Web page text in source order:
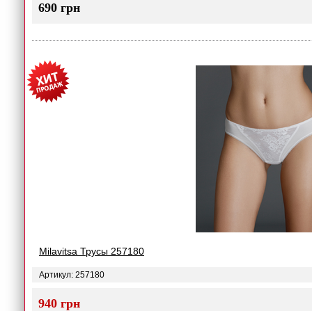
690 грн
Milavitsa Трусы 257180
Артикул: 257180
940 грн